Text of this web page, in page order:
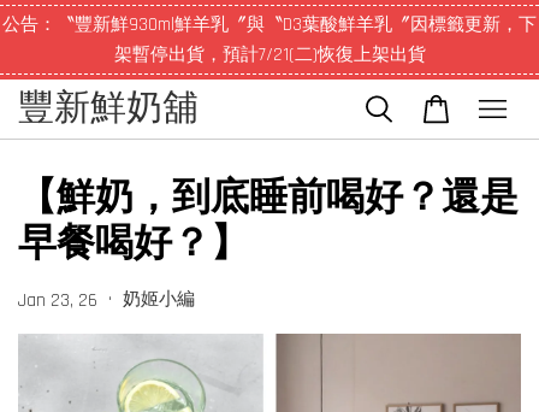
公告：〝豐新鮮930ml鮮羊乳〞與〝D3葉酸鮮羊乳〞因標籤更新，下
架暫停出貨，預計7/21(二)恢復上架出貨
豐新鮮奶舖
【鮮奶，到底睡前喝好？還是
早餐喝好？】
Jan 23, 26 • 奶姬小編